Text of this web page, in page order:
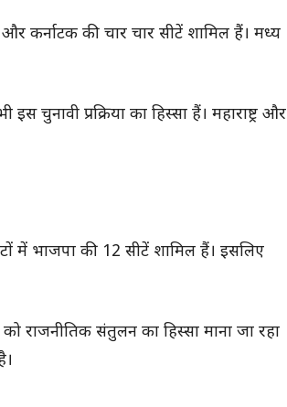
कर्नाटक की चार चार सीटें शामिल हैं। मध्य
प्रक्रिया का हिस्सा हैं। महाराष्ट्र और
में भाजपा की 12 सीटें शामिल हैं। इसलिए
राजनीतिक संतुलन का हिस्सा माना जा रहा